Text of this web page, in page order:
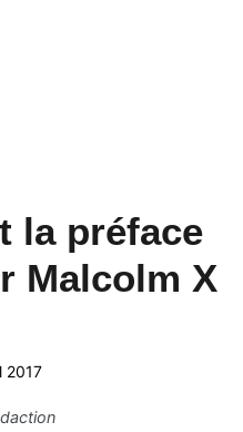
la préface
Malcolm X
2017